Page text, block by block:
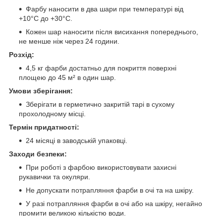
Фарбу наносити в два шари при температурі від
+10°C до +30°C.
Кожен шар наносити після висихання попереднього,
не менше ніж через 24 години.
Розхід:
4,5 кг фарби достатньо для покриття поверхні
площею до 45 м² в один шар.
Умови зберігання:
Зберігати в герметично закритій тарі в сухому
прохолодному місці.
Термін придатності:
24 місяці в заводській упаковці.
Заходи безпеки:
При роботі з фарбою використовувати захисні
рукавички та окуляри.
Не допускати потрапляння фарби в очі та на шкіру.
У разі потрапляння фарби в очі або на шкіру, негайно
промити великою кількістю води.